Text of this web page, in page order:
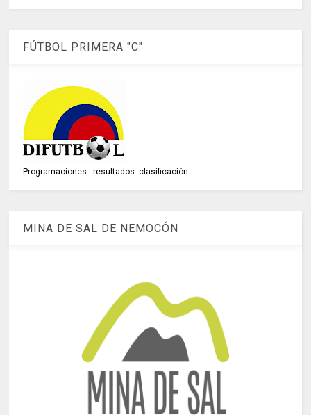
FÚTBOL PRIMERA "C"
Programaciones - resultados -clasificación
MINA DE SAL DE NEMOCÓN